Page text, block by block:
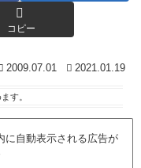
コピー
2009.07.01 2021.01.19
す。
に自動表示される広告が